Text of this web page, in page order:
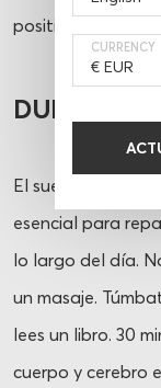
CURRENCY
positiva.
DUERME
El sueño es otro
esencial para
lo largo del día.
un masaje.
lees un libro. 30
cuerpo y cerebro